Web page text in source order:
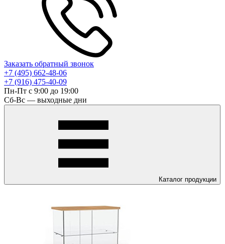
Заказать обратный звонок
+7 (495) 662-48-06
+7 (916) 475-40-09
Пн-Пт с 9:00 до 19:00
Сб-Вс — выходные дни
Каталог продукции